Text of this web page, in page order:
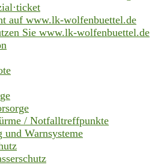
auf www.lk-wolfenbuettel.de
Sie www.lk-wolfenbuettel.de
/ Notfalltreffpunkte
und Warnsysteme